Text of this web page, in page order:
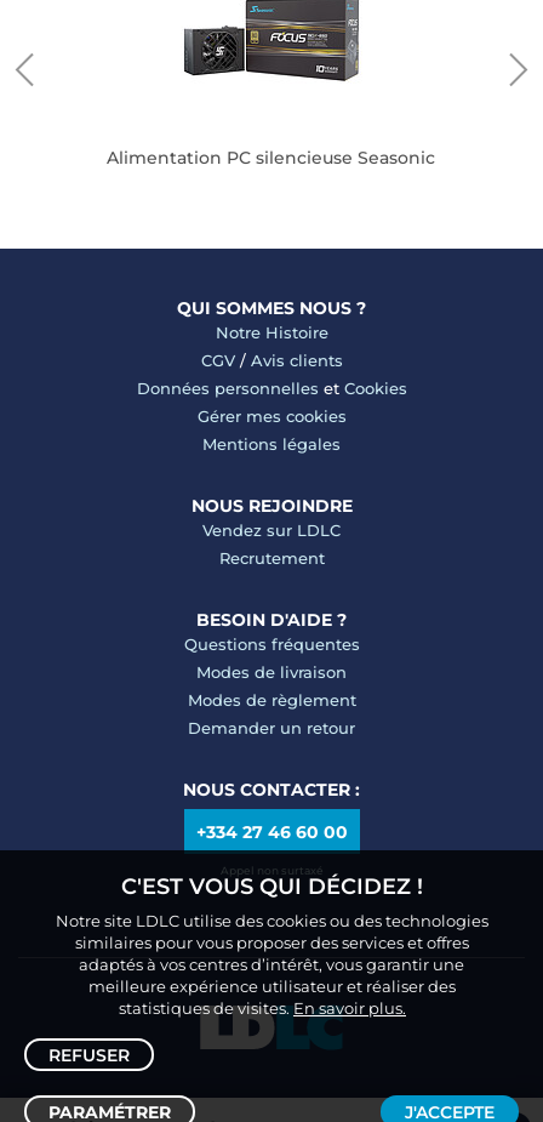
C'EST VOUS QUI DÉCIDEZ !
Notre site LDLC utilise des cookies ou des technologies
similaires pour vous proposer des services et offres
adaptés à vos centres d’intérêt, vous garantir une
meilleure expérience utilisateur et réaliser des
statistiques de visites.En savoir plus.
REFUSER
PARAMÉTRER J'ACCEPTE
Alimentation PC silencieuse Seasonic
QUI SOMMES NOUS ?
Notre Histoire
CGV/ Avis clients
Données personnelles et Cookies
Gérer mes cookies
Mentions légales
NOUS REJOINDRE
Vendez sur LDLC
Recrutement
BESOIN D'AIDE ?
Questions fréquentes
Modes de livraison
Modes de règlement
Demander un retour
NOUS CONTACTER :
+334 27 46 60 00
Appel non surtaxé